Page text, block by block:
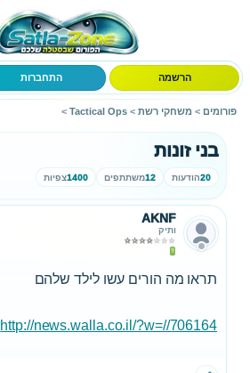
הרשמה התחברות
פורומים > משחקי רשת >
Tactical Ops
>
בני זונות
20הודעות 12משתתפים 1400צפיות
AKNF
ותיק
תראו מה הורים עשו לילד שלהם
http://news.walla.co.il/?w=//706164